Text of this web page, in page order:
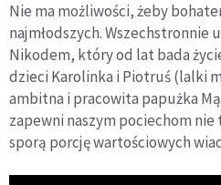
Nie ma możliwości, żeby
najmłodszych. Wszechstronnie
Nikodem, który od lat bada
dzieci Karolinka i Piotruś (lalki
ambitna i pracowita papużka
zapewni naszym pociechom
sporą porcję wartościowych